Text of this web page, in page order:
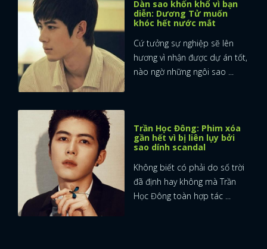
Dàn sao khốn khổ vì bạn
diễn: Dương Tử muốn
khóc hết nước mắt
Cứ tưởng sự nghiệp sẽ lên
hương vì nhận được dự án tốt,
nào ngờ những ngôi sao ...
Trần Học Đông: Phim xóa
gần hết vì bị liên lụy bởi
sao dính scandal
Không biết có phải do số trời
đã định hay không mà Trần
Học Đông toàn hợp tác ...